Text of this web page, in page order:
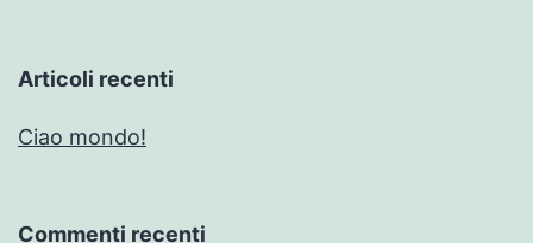
Articoli recenti
Ciao mondo!
Commenti recenti